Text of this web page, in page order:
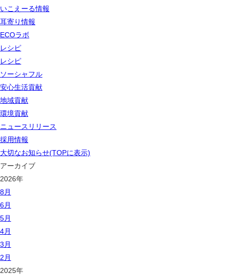
いこえーる情報
耳寄り情報
ECOラボ
レシピ
レシピ
ソーシャフル
安心生活貢献
地域貢献
環境貢献
ニュースリリース
採用情報
大切なお知らせ(TOPに表示)
アーカイブ
2026年
8月
6月
5月
4月
3月
2月
2025年